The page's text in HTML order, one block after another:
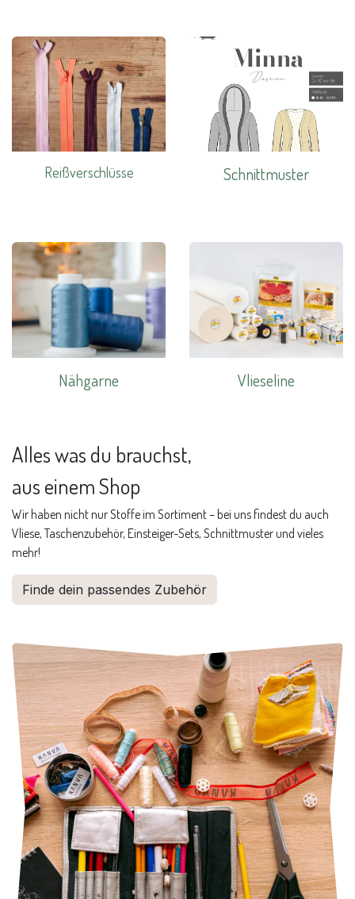
Reißverschlüsse Schnittmuster
Nähgarne Vlieseline
Alles was du brauchst,
aus einem Shop
Wir haben nicht nur Stoffe im Sortiment – bei uns findest du auch
Vliese, Taschenzubehör, Einsteiger-Sets, Schnittmuster und vieles
mehr!
Finde dein passendes Zubehör